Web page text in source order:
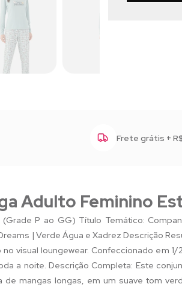
Frete grátis +
Adulto Feminino
(Grade P ao GG) Título Temático:
| Verde Água e Xadrez Descrição
visual loungewear. Confeccionado em
a noite. Descrição Completa: Este
mangas longas, em um suave tom